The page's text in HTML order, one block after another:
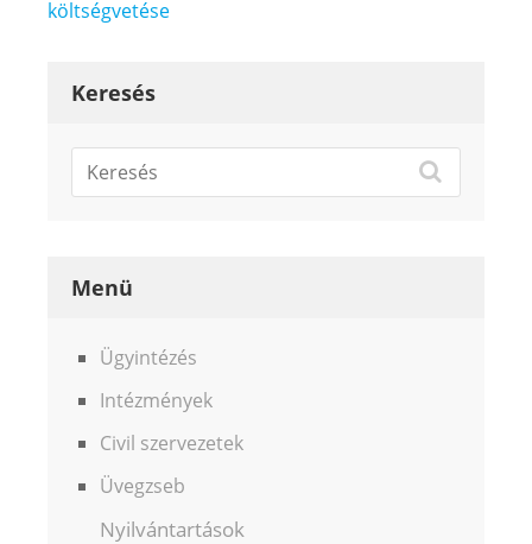
költségvetése
Keresés
Menü
Ügyintézés
Intézmények
Civil szervezetek
Üvegzseb
Nyilvántartások